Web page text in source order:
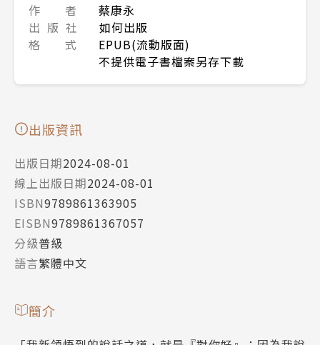
作 者
蔡康永
出 版 社
如何出版
格 式
EPUB(流動版面)
不提供電子書檔案另存下載
出版資訊
出版日期2024-08-01
線上出版日期2024-08-01
ISBN9789861363905
EISBN9789861367057
分級普級
語言繁體中文
簡介